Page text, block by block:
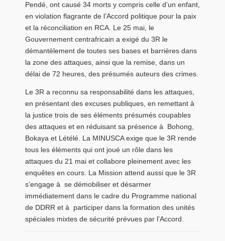
Pendé, ont causé 34 morts y compris celle d’un enfant,
en violation flagrante de l’Accord politique pour la paix
et la réconciliation en RCA. Le 25 mai, le
Gouvernement centrafricain a exigé du 3R le
démantèlement de toutes ses bases et barrières dans
la zone des attaques, ainsi que la remise, dans un
délai de 72 heures, des présumés auteurs des crimes.
Le 3R a reconnu sa responsabilité dans les attaques,
en présentant des excuses publiques, en remettant à
la justice trois de ses éléments présumés coupables
des attaques et en réduisant sa présence à Bohong,
Bokaya et Létélé. La MINUSCA exige que le 3R rende
tous les éléments qui ont joué un rôle dans les
attaques du 21 mai et collabore pleinement avec les
enquêtes en cours. La Mission attend aussi que le 3R
s’engage à se démobiliser et désarmer
immédiatement dans le cadre du Programme national
de DDRR et à participer dans la formation des unités
spéciales mixtes de sécurité prévues par l’Accord.